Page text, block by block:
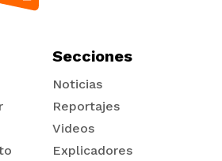
Secciones
Noticias
Reportajes
Videos
Explicadores